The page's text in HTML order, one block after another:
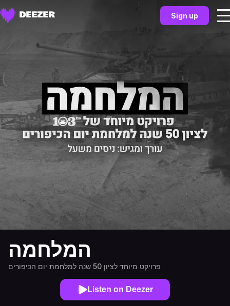
Sign up
המלחמה
פרויקט מיוחד לציון 50 שנה למלחמת יום הכיפורים
Listen on Deezer